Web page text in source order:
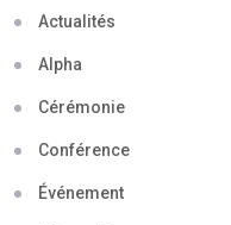
Actualités
Alpha
Cérémonie
Conférence
Événement